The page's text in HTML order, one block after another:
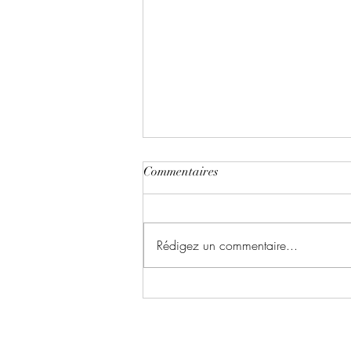
Commentaires
Rédigez un commentaire...